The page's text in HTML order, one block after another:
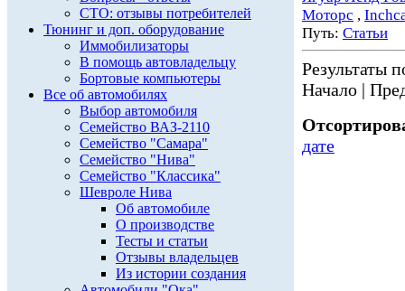
СТО: отзывы потребителей
Тюнинг и доп. оборудование
Иммобилизаторы
В помощь автовладельцу
Бортовые компьютеры
Все об автомобилях
Выбор автомобиля
Семейство ВАЗ-2110
Семейство "Самара"
Семейство "Нива"
Семейство "Классика"
Шевроле Нива
Об автомобиле
О производстве
Тесты и статьи
Отзывы владельцев
Из истории создания
Моторс ,
Путь: Статьи
Результаты
Начало |
дате